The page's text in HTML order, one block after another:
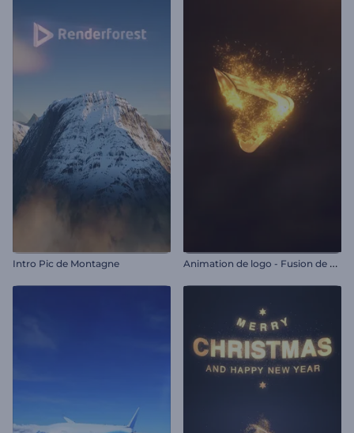
Intro Pic de Montagne A
nimation de logo - Fusion de particules